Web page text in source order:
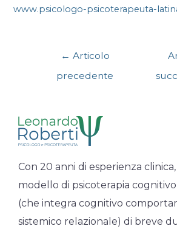
www.psicologo-psicoterapeuta-
← Articolo
precedente
Con 20 anni di esperienza
modello di psicoterapia
(che integra cognitivo
sistemico relazionale) di breve